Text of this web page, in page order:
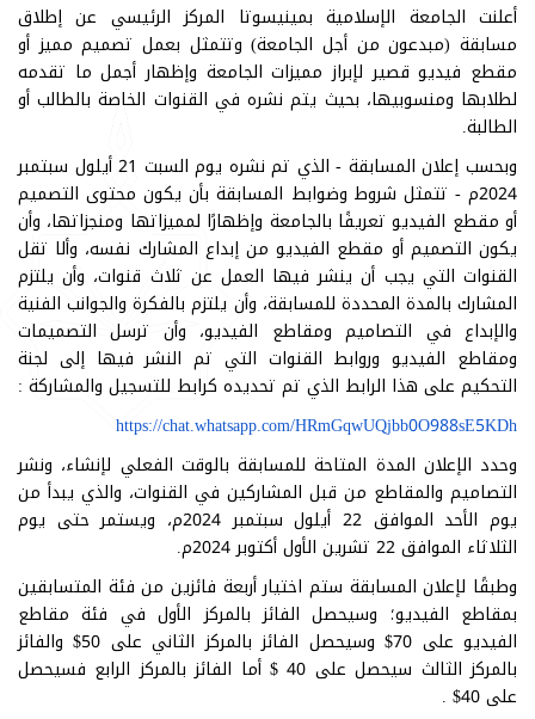
أعلنت الجامعة الإسلامية بمينيسوتا المركز الرئيسي عن إطلاق
مسابقة (مبدعون من أجل الجامعة) وتتمثل بعمل تصميم مميز أو
مقطع فيديو قصير لإبراز مميزات الجامعة وإظهار أجمل ما تقدمه
لطلابها ومنسوبيها، بحيث يتم نشره في القنوات الخاصة بالطالب أو
الطالبة.
وبحسب إعلان المسابقة - الذي تم نشره يوم السبت 21 أيلول سبتمبر
2024م - تتمثل شروط وضوابط المسابقة بأن يكون محتوى التصميم
أو مقطع الفيديو تعريفًا بالجامعة وإظهارًا لمميزاتها ومنجزاتها، وأن
يكون التصميم أو مقطع الفيديو من إبداع المشارك نفسه، وألا تقل
القنوات التي يجب أن ينشر فيها العمل عن ثلاث قنوات، وأن يلتزم
المشارك بالمدة المحددة للمسابقة، وأن يلتزم بالفكرة والجوانب الفنية
والإبداع في التصاميم ومقاطع الفيديو، وأن ترسل التصميمات
ومقاطع الفيديو وروابط القنوات التي تم النشر فيها إلى لجنة
التحكيم على هذا الرابط الذي تم تحديده كرابط للتسجيل والمشاركة :
https://chat.whatsapp.com/HRmGqwUQjbb0O988sE5KDh
وحدد الإعلان المدة المتاحة للمسابقة بالوقت الفعلي لإنشاء، ونشر
التصاميم والمقاطع من قبل المشاركين في القنوات، والذي يبدأ من
يوم الأحد الموافق 22 أيلول سبتمبر 2024م، ويستمر حتى يوم
الثلاثاء الموافق 22 تشرين الأول أكتوبر 2024م.
وطبقًا لإعلان المسابقة ستم اختيار أربعة فائزين من فئة المتسابقين
بمقاطع الفيديو؛ وسيحصل الفائز بالمركز الأول في فئة مقاطع
الفيديو على 70$ وسيحصل الفائز بالمركز الثاني على 50$ والفائز
بالمركز الثالث سيحصل على 40 $ أما الفائز بالمركز الرابع فسيحصل
على 40$ .